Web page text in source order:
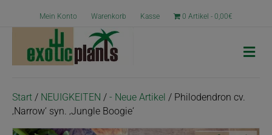
Mein Konto Warenkorb Kasse 0 Artikel 0,00€
N
a
i
Start / NEUIGKEITEN / - Neue Artikel / Philodendron cv.
‚Narrow‘ syn. ‚Jungle Boogie‘